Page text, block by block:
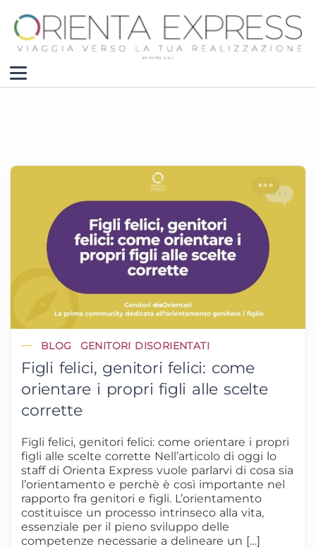
BLOG GENITORI DISORIENTATI
Figli felici, genitori felici: come
orientare i propri figli alle scelte
corrette
Figli felici, genitori felici: come orientare i propri
figli alle scelte corrette Nell’articolo di oggi lo
staff di Orienta Express vuole parlarvi di cosa sia
l’orientamento e perchè è così importante nel
rapporto fra genitori e figli. L’orientamento
costituisce un processo intrinseco alla vita,
essenziale per il pieno sviluppo delle
competenze necessarie a delineare un […]